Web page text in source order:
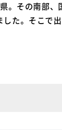
。その南部
た。そこで